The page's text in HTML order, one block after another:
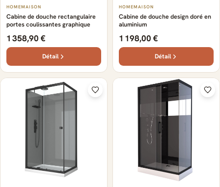
HOMEMAISON
Cabine de douche rectangulaire
portes coulissantes graphique
1 358,90 €
Détail
HOMEMAISON
Cabine de douche design doré en
aluminium
1 198,00 €
Détail